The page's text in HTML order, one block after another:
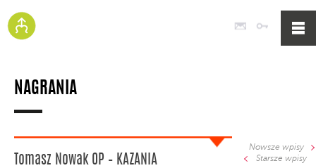
Poczta
NAGRANIA
Tomasz Nowak OP – KAZANIA
Nowsze wpisy
Starsze wpisy